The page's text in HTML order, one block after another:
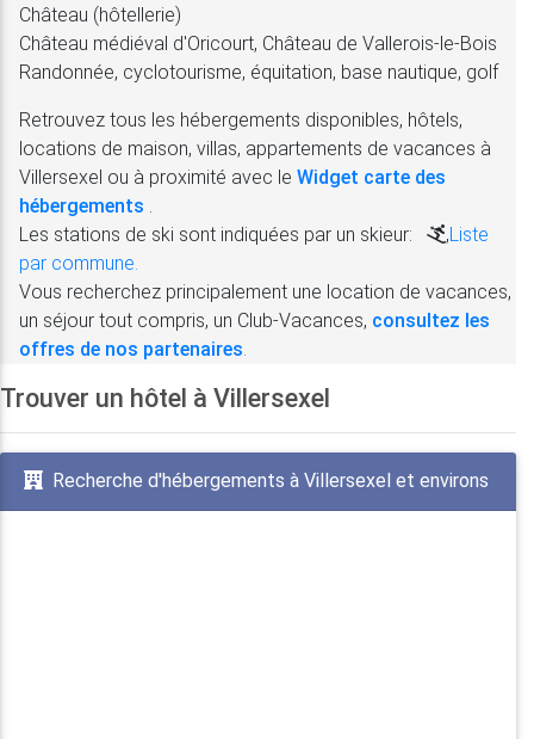
Château (hôtellerie)
Château médiéval d'Oricourt, Château de Vallerois-le-Bois
Randonnée, cyclotourisme, équitation, base nautique, golf
Retrouvez tous les hébergements disponibles, hôtels,
locations de maison, villas, appartements de vacances à
Villersexel ou à proximité avec le Widget carte des
hébergements
Les stations de ski sont indiquées par un skieur:
,Liste
par commune.
Vous recherchez principalement une location de vacances,
un séjour tout compris, un Club-Vacances, consultez les
offres de nos partenaires
Trouver un hôtel à Villersexel
Recherche d'hébergements à Villersexel et environs